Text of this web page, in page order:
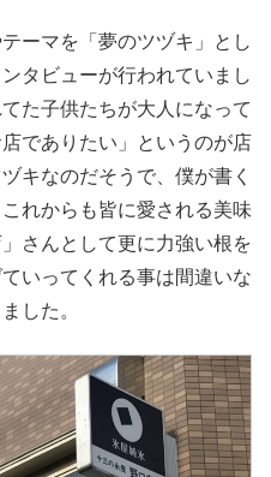
ーマを「夢のツヅキ」とし
タビューが行われていまし
た子供たちが大人になって
でありたい」というのが店
キなのだそうで、僕が書く
れからも皆に愛される美味
さんとして更に力強い根を
いってくれる事は間違いな
した。